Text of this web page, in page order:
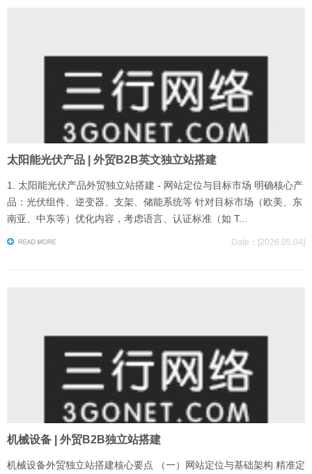
太阳能光伏产品 | 外贸B2B英文独立站搭建
1. 太阳能光伏产品外贸独立站搭建 - 网站定位与目标市场 明确核心产
品：光伏组件、逆变器、支架、储能系统等 针对目标市场（欧美、东
南亚、中东等）优化内容，考虑语言、认证标准（如 T...
Date：[2026.05.04]
机械设备 | 外贸B2B独立站搭建
机械设备外贸独立站搭建核心要点 （一）网站定位与基础架构 精准定